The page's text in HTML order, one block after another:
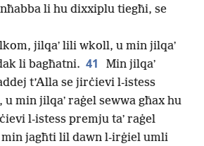
li hu dixxiplu tiegħi, se
jilqaʼ lili wkoll, u min jilqaʼ
li bagħatni. 41
Min jilqaʼ
t’Alla se jirċievi l-istess
min jilqaʼ raġel sewwa għax hu
l-istess premju taʼ raġel
jagħti lil dawn l-irġiel umli